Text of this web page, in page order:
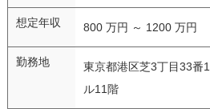
想定年収 800 万円 ～ 1200 万円
勤務地
東京都港区芝3丁目33番
ル11階